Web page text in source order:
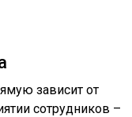
зависит от
сотрудников –